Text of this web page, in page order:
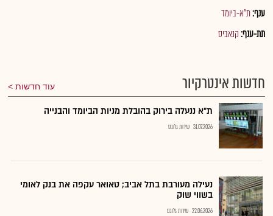
ענף:ת"א-ביומד
תת-ענף:קנאביס
חדשות אינטרקיור עוד חדשות
ת"א ננעלה בירוק בהובלת מניות הביומד והבנייה
31.07.2026 שירות גלובס
נעילה מעורבת בתל אביב; טאואר עקפה את בנק לאומי
בשווי שוק
22.06.2026 שירות גלובס